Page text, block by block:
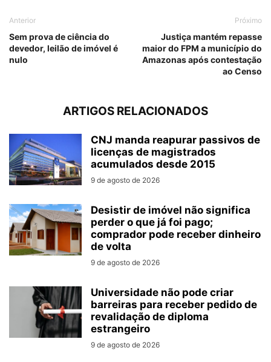
Anterior
Sem prova de ciência do
devedor, leilão de imóvel é
nulo
Próximo
Justiça mantém repasse
maior do FPM a município do
Amazonas após contestação
ao Censo
ARTIGOS RELACIONADOS
CNJ manda reapurar passivos de
licenças de magistrados
acumulados desde 2015
9 de agosto de 2026
Desistir de imóvel não significa
perder o que já foi pago;
comprador pode receber dinheiro
de volta
9 de agosto de 2026
Universidade não pode criar
barreiras para receber pedido de
revalidação de diploma
estrangeiro
9 de agosto de 2026